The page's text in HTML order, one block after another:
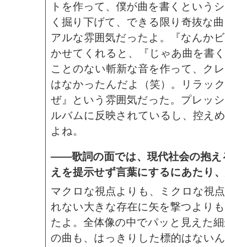
トを作って、僕が曲を書くという
く掘り下げて、できる限り奇抜な
アルな雰囲気だったよ。『なんか
かせてくれると、『じゃあ曲を書
ことのない斬新な音を作って、ク
はなかったんだよ（笑）。リラッ
ぜ』という雰囲気だった。プレッ
ルバムに反映されているし、控え
よね。
——歌詞の面では、現代社会の抱え
えを提示せず言葉にするにあたり
マクロな視点よりも、ミクロな視
れない大きな存在に矢を撃つより
たよ。全体像の中でパッと見えた
の曲も、はっきりした標的はない